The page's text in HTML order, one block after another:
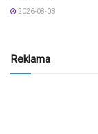
2026-08-03
Reklama